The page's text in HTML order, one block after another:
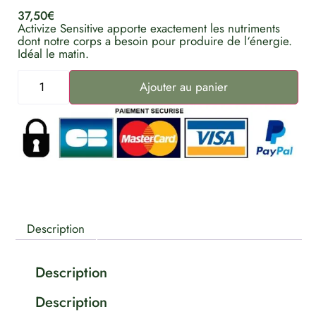
37,50€
Activize Sensitive apporte exactement les nutriments
dont notre corps a besoin pour produire de l‘énergie.
Idéal le matin.
Ajouter au panier
Description
Description
Description